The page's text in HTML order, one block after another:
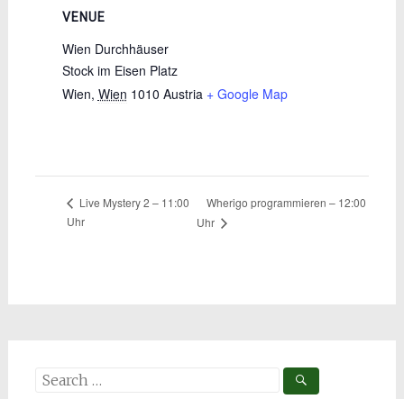
VENUE
Wien Durchhäuser
Stock im Eisen Platz
Wien, Wien 1010 Austria + Google Map
Live Mystery 2 – 11:00
Uhr
Wherigo programmieren – 12:00
Uhr
Search